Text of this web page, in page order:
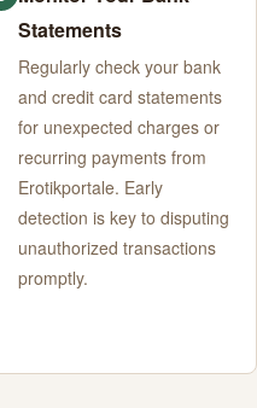
Statements
Regularly check your bank
and credit card statements
for unexpected charges or
recurring payments from
Erotikportale. Early
detection is key to disputing
unauthorized transactions
promptly.